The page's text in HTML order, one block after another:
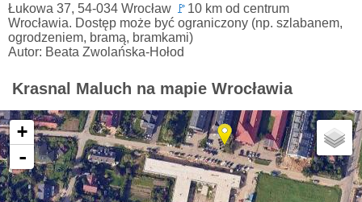
Łukowa 37, 54-034 Wrocław 🚩 10 km od centrum
Wrocławia. Dostęp może być ograniczony (np. szlabanem,
ogrodzeniem, bramą, bramkami)
Autor: Beata Zwolańska-Hołod
Krasnal Maluch na mapie Wrocławia
+
-